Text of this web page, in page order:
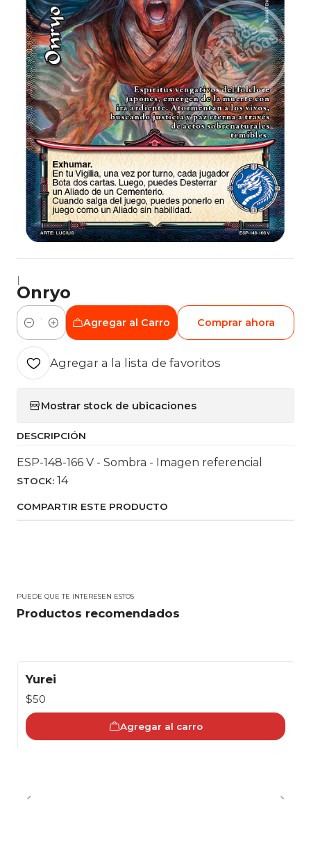
|
Onryo
Cantidad
Agregar al Carro Comprar ahora
Agregar a la lista de favoritos
Mostrar stock de ubicaciones
DESCRIPCIÓN
ESP-148-166 V - Sombra - Imagen referencial
STOCK: 14
COMPARTIR ESTE PRODUCTO
PUEDE QUE TE INTERESEN ESTOS
Productos recomendados
Yurei
$50
Agregar al carro